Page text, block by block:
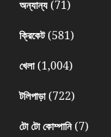
অন্যান্য(71)
ক্রিকেট(581)
খেলা(1,004)
টলিপাড়া(722)
টো টো কোম্পানি(7)